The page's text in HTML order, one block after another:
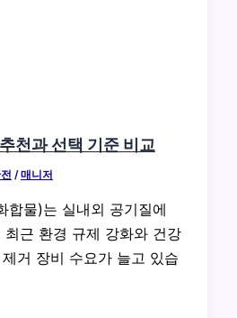
천과 선택 기준 비교
/매니저
합물)는 실내외 공기질에
근 환경 규제 강화와 건강
거 장비 수요가 늘고 있습